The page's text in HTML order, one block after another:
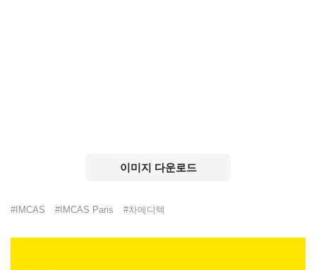
이미지 다운로드
# IMCAS # IMCAS Paris #차메디텍